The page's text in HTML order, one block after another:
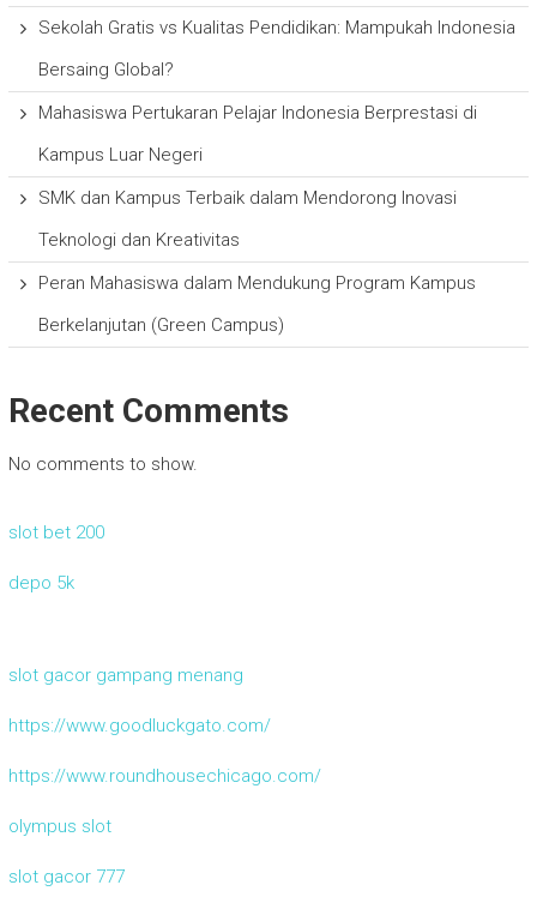
Sekolah Gratis vs Kualitas Pendidikan: Mampukah Indonesia
Bersaing Global?
Mahasiswa Pertukaran Pelajar Indonesia Berprestasi di
Kampus Luar Negeri
SMK dan Kampus Terbaik dalam Mendorong Inovasi
Teknologi dan Kreativitas
Peran Mahasiswa dalam Mendukung Program Kampus
Berkelanjutan (Green Campus)
Recent Comments
No comments to show.
slot bet 200
depo 5k
slot gacor gampang menang
https://www.goodluckgato.com/
https://www.roundhousechicago.com/
olympus slot
slot gacor 777